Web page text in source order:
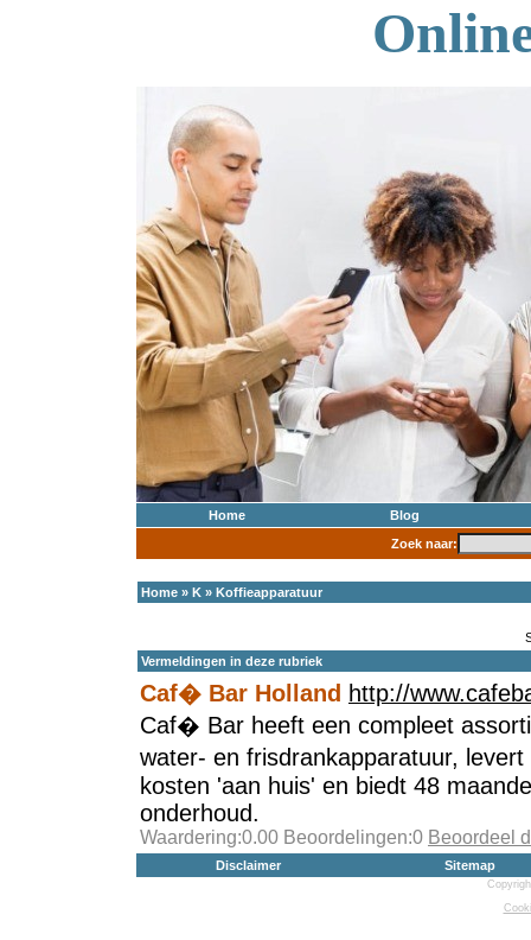
Home
Blog
Zoek naar:
Home » K » Koffieapparatuur
Vermeldingen in deze rubriek
Caf� Bar Holland http://
Caf� Bar heeft een compleet
water- en frisdrankapparatuur,
kosten 'aan huis' en biedt 48
onderhoud.
Waardering:0.00 Beoordelingen:0 Beoordeel
Disclaimer Sitemap